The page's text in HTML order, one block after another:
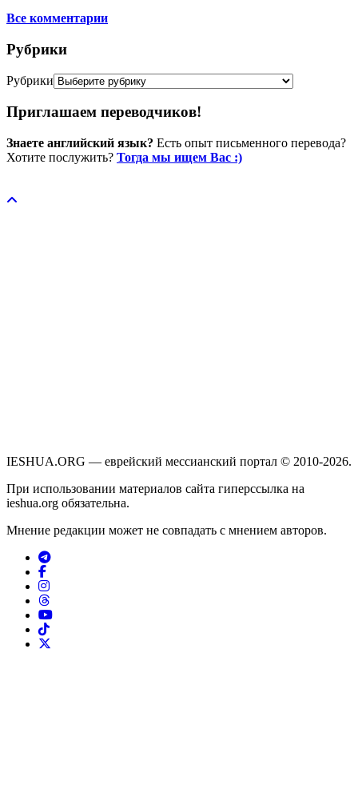
Все комментарии
Рубрики
Рубрики
Приглашаем переводчиков!
Знаете английский язык? Есть опыт письменного перевода?
Хотите послужить? Тогда мы ищем Вас :)
IESHUA.ORG — еврейский мессианский портал © 2010-2026.
При использовании материалов сайта гиперссылка на
ieshua.org обязательна.
Мнение редакции может не совпадать с мнением авторов.